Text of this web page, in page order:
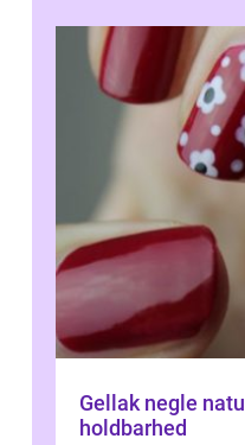
Gellak negle naturligt look med lang
holdbarhed